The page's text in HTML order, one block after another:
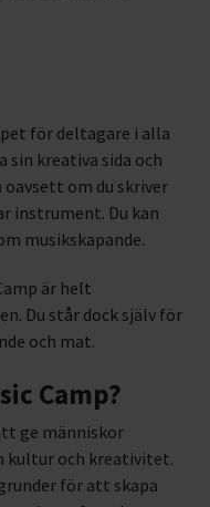
för deltagare i alla
sin kreativa sida och
om du skriver
instrument. Du kan
musikskapande.
är helt
Du står dock själv för
och mat.
Camp?
ge människor
kultur och kreativitet.
för att skapa